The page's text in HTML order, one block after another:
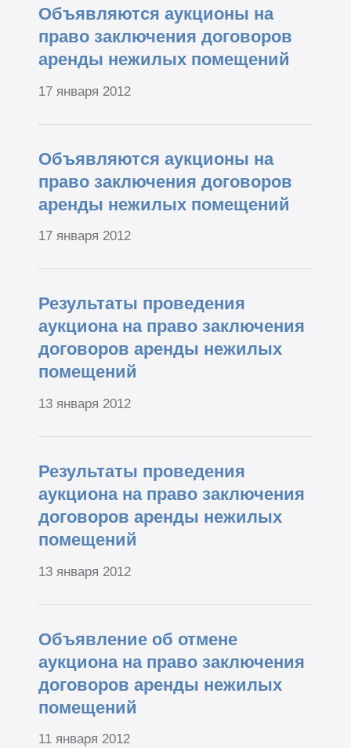
Объявляются аукционы на
право заключения договоров
аренды нежилых помещений
17 января 2012
Объявляются аукционы на
право заключения договоров
аренды нежилых помещений
17 января 2012
Результаты проведения
аукциона на право заключения
договоров аренды нежилых
помещений
13 января 2012
Результаты проведения
аукциона на право заключения
договоров аренды нежилых
помещений
13 января 2012
Объявление об отмене
аукциона на право заключения
договоров аренды нежилых
помещений
11 января 2012